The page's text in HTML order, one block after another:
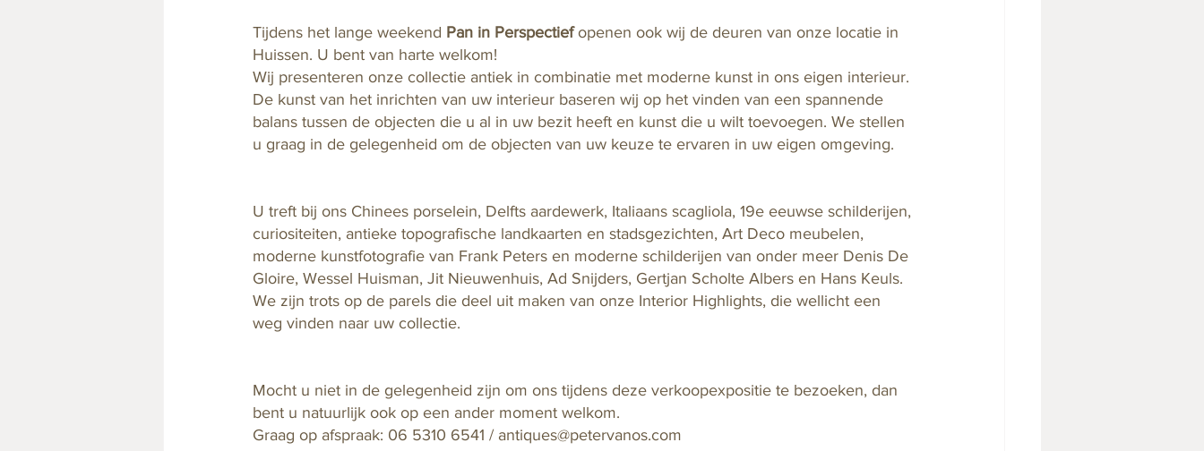
Tijdens het lange weekend Pan in Perspectief openen ook wij de deuren van onze locatie in
Huissen. U bent van harte welkom!
Wij presenteren onze collectie antiek in combinatie met moderne kunst in ons eigen interieur.
De kunst van het inrichten van uw interieur baseren wij op het vinden van een spannende
balans tussen de objecten die u al in uw bezit heeft en kunst die u wilt toevoegen. We stellen
u graag in de gelegenheid om de objecten van uw keuze te ervaren in uw eigen omgeving.
U treft bij ons Chinees porselein, Delfts aardewerk, Italiaans scagliola, 19e eeuwse schilderijen,
curiositeiten, antieke topografische landkaarten en stadsgezichten, Art Deco meubelen,
moderne kunstfotografie van Frank Peters en moderne schilderijen van onder meer Denis De
Gloire, Wessel Huisman, Jit Nieuwenhuis, Ad Snijders, Gertjan Scholte Albers en Hans Keuls.
We zijn trots op de parels die deel uit maken van onze Interior Highlights, die wellicht een
weg vinden naar uw collectie.
Mocht u niet in de gelegenheid zijn om ons tijdens deze verkoopexpositie te bezoeken, dan
bent u natuurlijk ook op een ander moment welkom.
Graag op afspraak: 06 5310 6541 / antiques@petervanos.com